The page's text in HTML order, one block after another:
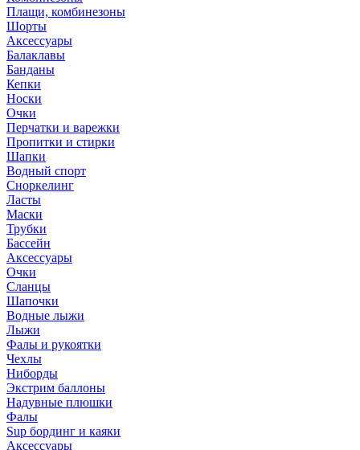
Плащи, комбинезоны
Шорты
Аксессуары
Балаклавы
Банданы
Кепки
Носки
Очки
Перчатки и варежки
Пропитки и стирки
Шапки
Водный спорт
Сноркелинг
Ласты
Маски
Трубки
Бассейн
Аксессуары
Очки
Сланцы
Шапочки
Водные лыжи
Лыжи
Фалы и рукоятки
Чехлы
Ниборды
Экстрим баллоны
Надувные плюшки
Фалы
Sup бординг и каяки
Аксессуары